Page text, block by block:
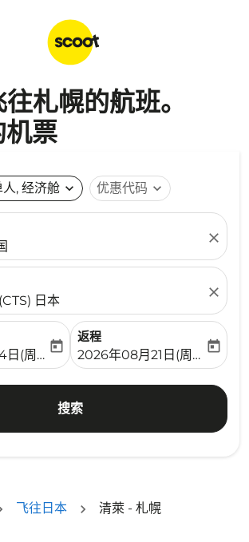
札幌的航班。
票
人, 经济舱 expand_more 优惠代码 expand_more
close
日本
close
date-aria-label
日(周五)
today
返程
fc-booking-return-date-
2026年08月21日(周五)
today
搜索
飞往日本 清萊 - 札幌